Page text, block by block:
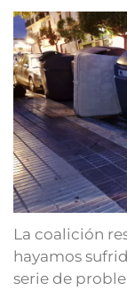
La coalición
hayamos
serie de